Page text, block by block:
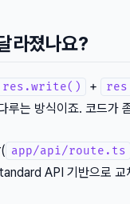
라졌나요?
res.write() +
루는 방식이죠. 코드가
app/api/route.ts
API 기반으로 교